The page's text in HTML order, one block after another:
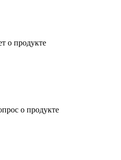
о продукте
о продукте